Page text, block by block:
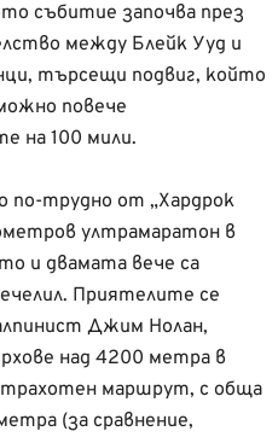
събитие започва през
между Блейк Ууд и
търсещи подвиг, който
повече
на 100 мили.
трудно от „Хардрок
ултрамаратон в
и двамата вече са
Приятелите се
Джим Нолан,
над 4200 метра в
маршрут, с обща
(за сравнение,